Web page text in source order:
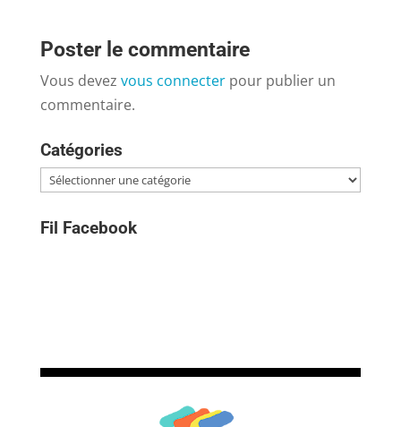
Poster le commentaire
Vous devez vous connecterpour publier un
commentaire.
Catégories
Catégories
Fil Facebook